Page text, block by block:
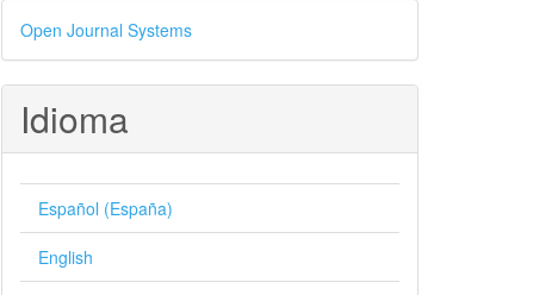
Desarrollado
por
Open Journal Systems
Idioma
Español (España)
English